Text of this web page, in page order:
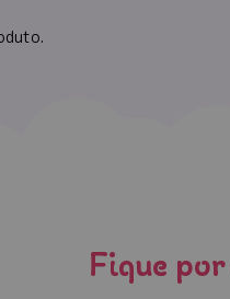
Fique